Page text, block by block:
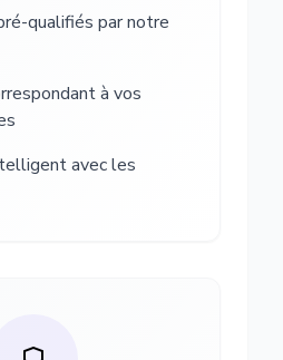
qualifiés par notre
à vos
avec les